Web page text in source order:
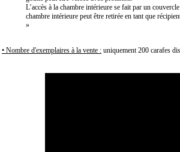
L’accès à la chambre intérieure se fait par un
chambre intérieure peut être retirée en tant que
»
• Nombre d'exemplaires à la vente : uniquement 200 carafes